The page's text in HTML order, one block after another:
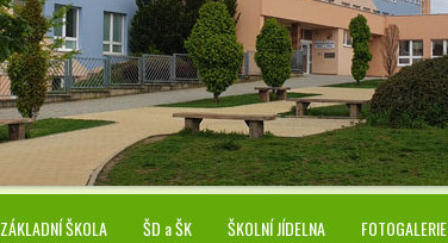
ZÁKLADNÍ ŠKOLA ŠD a ŠK ŠKOLNÍ JÍDELNA FOTOGALERIE